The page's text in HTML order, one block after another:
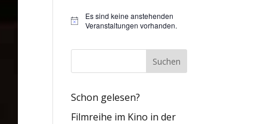
Hinweis
Es sind keine anstehenden
Veranstaltungen vorhanden.
Schon gelesen?
Filmreihe im Kino in der